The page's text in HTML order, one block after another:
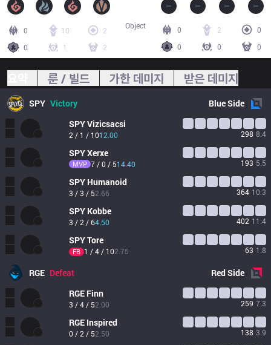
0 10
2
0
1 2
0 2
0
0
0 0
Object
룬 / 빌드 가한 데미지 받은 데미지
SPY Victory BlueSide
SPYVizicsacsi
2 / 1 / 1012.00 298 8.4
SPYXerxe
MVP 7 / 0 / 514.40 193 5.5
SPY Humanoid
3 / 3 / 52.66 364 10.3
SPY Kobbe
3 / 2 / 64.50 402 11.4
SPYTore
FB 1 / 4 / 102.75 63 1.8
RGE Defeat RedSide
RGE Finn
3 / 4 / 52.00 259 7.3
RGE Inspired
0 / 2 / 52.50 138 3.9